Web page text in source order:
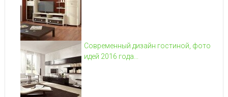
Современный дизайн гостиной, фото
идей 2016 года...